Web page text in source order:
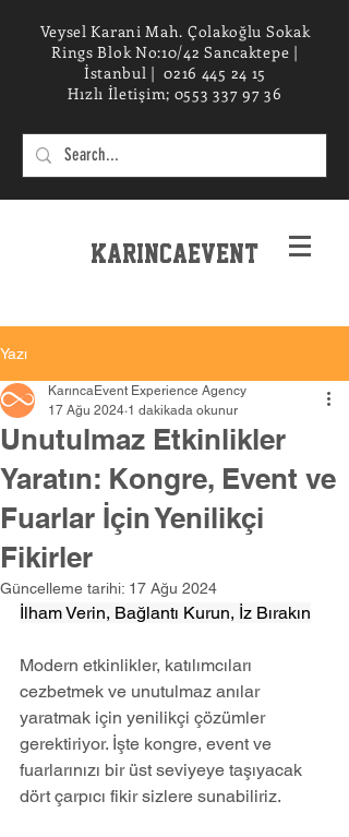
Veysel Karani Mah. Çolakoğlu Sokak
Rings Blok No:10/42 Sancaktepe |
İstanbul |0216 445 24 15
Hızlı İletişim; 0553 337 97 36
KarincaEvent
EXPERIENCe desIGN STUDIO
Yazı
Unutulmaz Etkinlikler
Yaratın: Kongre, Event ve
Fuarlar İçin Yenilikçi
Fikirler
KarıncaEvent Experience Agency
17 Ağu 2024 1 dakikada okunur
Güncelleme tarihi: 17 Ağu 2024
İlham Verin, Bağlantı Kurun, İz Bırakın
Modern etkinlikler, katılımcıları
cezbetmek ve unutulmaz anılar
yaratmak için yenilikçi çözümler
gerektiriyor. İşte kongre, event ve
fuarlarınızı bir üst seviyeye taşıyacak
dört çarpıcı fikir sizlere sunabiliriz.